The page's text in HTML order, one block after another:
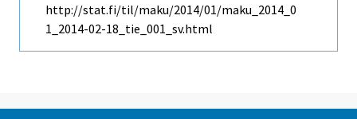
http://stat.fi/til/maku/2014/01/maku_2014_0
1_2014-02-18_tie_001_sv.html